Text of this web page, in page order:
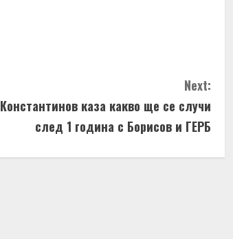
Next:
каза какво ще се случи
след 1 година с Борисов и ГЕРБ